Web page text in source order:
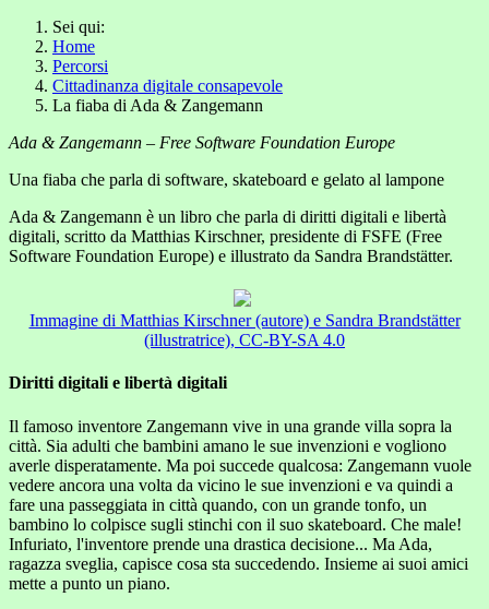
Sei qui:
Home
Percorsi
Cittadinanza digitale consapevole
La fiaba di Ada & Zangemann
Ada & Zangemann – Free Software Foundation Europe
Una fiaba che parla di software, skateboard e gelato al lampone
Ada & Zangemann è un libro che parla di diritti digitali e libertà
digitali, scritto da Matthias Kirschner, presidente di FSFE (Free
Software Foundation Europe) e illustrato da Sandra Brandstätter.
Immagine di Matthias Kirschner (autore) e Sandra Brandstätter
(illustratrice), CC-BY-SA 4.0
Diritti digitali e libertà digitali
Il famoso inventore Zangemann vive in una grande villa sopra la
città. Sia adulti che bambini amano le sue invenzioni e vogliono
averle disperatamente. Ma poi succede qualcosa: Zangemann vuole
vedere ancora una volta da vicino le sue invenzioni e va quindi a
fare una passeggiata in città quando, con un grande tonfo, un
bambino lo colpisce sugli stinchi con il suo skateboard. Che male!
Infuriato, l'inventore prende una drastica decisione... Ma Ada,
ragazza sveglia, capisce cosa sta succedendo. Insieme ai suoi amici
mette a punto un piano.